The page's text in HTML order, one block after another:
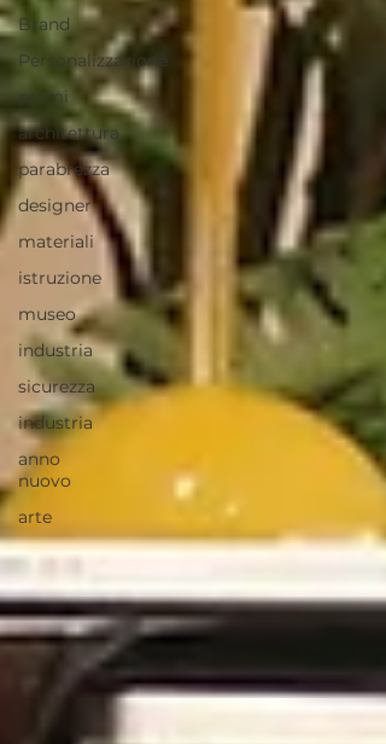
Brand
Personalizzazione
premi
architettura
parabrezza
designer
materiali
istruzione
museo
industria
sicurezza
industria
anno
nuovo
arte